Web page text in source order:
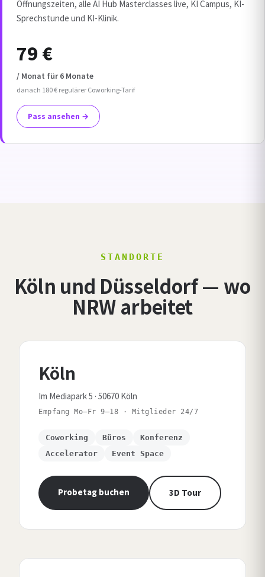
Öffnungszeiten, alle AI Hub Masterclasses live, KI Campus, KI-
Sprechstunde und KI-Klinik.
79 €
/ Monat für 6 Monate
danach 180 € regulärer Coworking-Tarif
Pass ansehen →
STANDORTE
Köln und Düsseldorf — wo
NRW arbeitet
Köln
Im Mediapark 5 · 50670 Köln
Empfang Mo–Fr 9–18 · Mitglieder 24/7
Coworking Büros
Konferenz
Accelerator
Event Space
Probetag buchen 3D Tour